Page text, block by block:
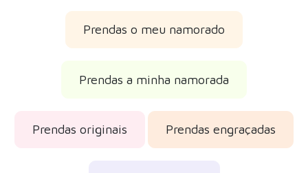
Prendas o meu namorado
Prendas a minha namorada
Prendas originais Prendas engraçadas